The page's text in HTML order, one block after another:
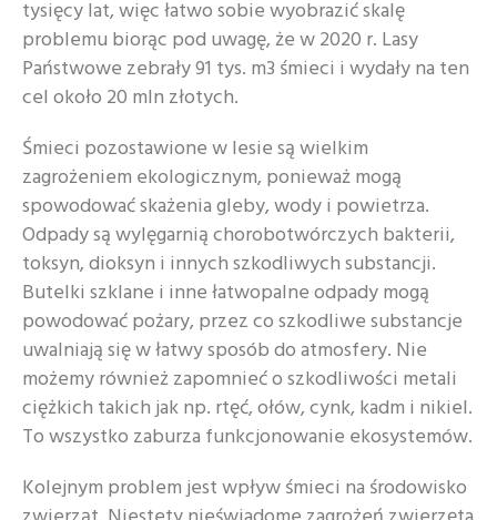
tysięcy lat, więc łatwo sobie wyobrazić skalę
problemu biorąc pod uwagę, że w 2020 r. Lasy
Państwowe zebrały 91 tys. m3 śmieci i wydały na ten
cel około 20 mln złotych.
Śmieci pozostawione w lesie są wielkim
zagrożeniem ekologicznym, ponieważ mogą
spowodować skażenia gleby, wody i powietrza.
Odpady są wylęgarnią chorobotwórczych bakterii,
toksyn, dioksyn i innych szkodliwych substancji.
Butelki szklane i inne łatwopalne odpady mogą
powodować pożary, przez co szkodliwe substancje
uwalniają się w łatwy sposób do atmosfery. Nie
możemy również zapomnieć o szkodliwości metali
ciężkich takich jak np. rtęć, ołów, cynk, kadm i nikiel.
To wszystko zaburza funkcjonowanie ekosystemów.
Kolejnym problem jest wpływ śmieci na środowisko